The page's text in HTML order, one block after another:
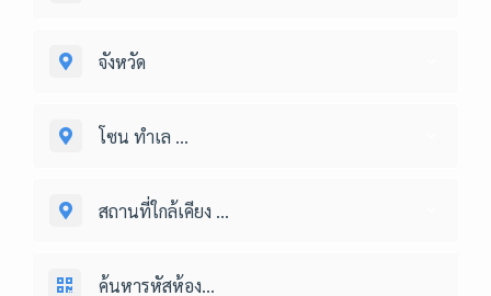
จังหวัด
โซน ทำเล ...
สถานที่ใกล้เคียง ...